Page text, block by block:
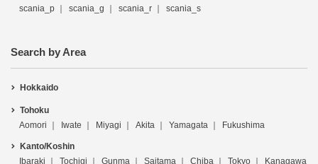
scania_p
scania_g scania_r scania_s
Search by Area
Hokkaido
Tohoku
Aomori
Iwate Miyagi Akita Yamagata Fukushima
Kanto/Koshin
Ibaraki
Tochigi Gunma Saitama Chiba Tokyo
Kanagawa